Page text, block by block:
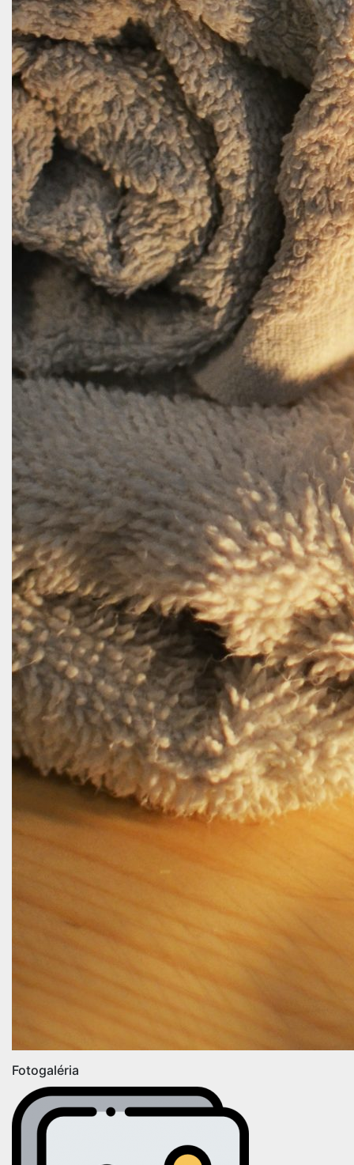
Fotogaléria